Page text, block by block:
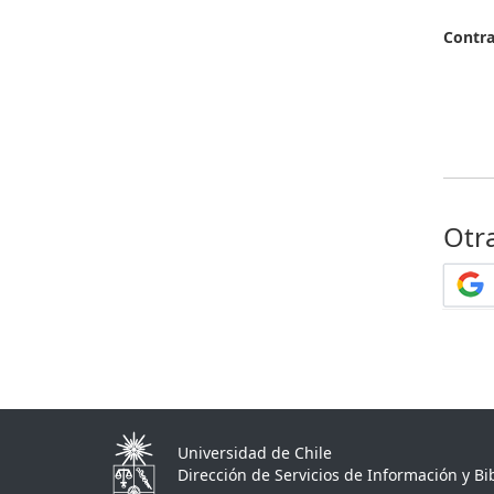
Universidad de Chile
Dirección de Servicios de Información y